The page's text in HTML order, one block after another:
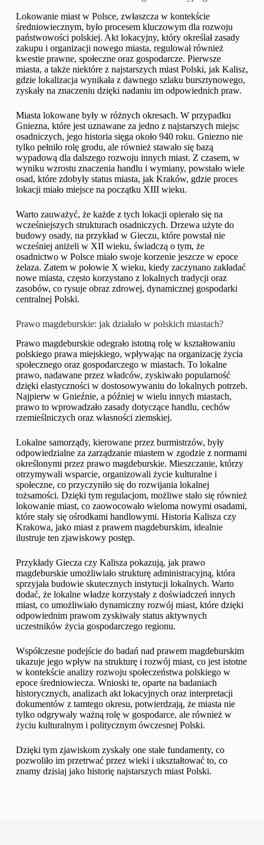
Lokowanie miast w Polsce, zwłaszcza w kontekście
średniowiecznym, było procesem kluczowym dla rozwoju
państwowości polskiej. Akt lokacyjny, który określał zasady
zakupu i organizacji nowego miasta, regulował również
kwestie prawne, społeczne oraz gospodarcze. Pierwsze
miasta, a także niektóre z najstarszych miast Polski, jak Kalisz,
gdzie lokalizacja wynikała z dawnego szlaku bursztynowego,
zyskały na znaczeniu dzięki nadaniu im odpowiednich praw.
Miasta lokowane były w różnych okresach. W przypadku
Gniezna, które jest uznawane za jedno z najstarszych miejsc
osadniczych, jego historia sięga około 940 roku. Gniezno nie
tylko pełniło rolę grodu, ale również stawało się bazą
wypadową dla dalszego rozwoju innych miast. Z czasem, w
wyniku wzrostu znaczenia handlu i wymiany, powstało wiele
osad, które zdobyły status miasta, jak Kraków, gdzie proces
lokacji miało miejsce na początku XIII wieku.
Warto zauważyć, że każde z tych lokacji opierało się na
wcześniejszych strukturach osadniczych. Drzewa użyte do
budowy osady, na przykład w Gieczu, które powstał nie
wcześniej aniżeli w XII wieku, świadczą o tym, że
osadnictwo w Polsce miało swoje korzenie jeszcze w epoce
żelaza. Zatem w połowie X wieku, kiedy zaczynano zakładać
nowe miasta, często korzystano z lokalnych tradycji oraz
zasobów, co rysuje obraz zdrowej, dynamicznej gospodarki
centralnej Polski.
Prawo magdeburskie: jak działało w polskich miastach?
Prawo magdeburskie odegrało istotną rolę w kształtowaniu
polskiego prawa miejskiego, wpływając na organizację życia
społecznego oraz gospodarczego w miastach. To lokalne
prawo, nadawane przez władców, zyskiwało popularność
dzięki elastyczności w dostosowywaniu do lokalnych potrzeb.
Najpierw w Gnieźnie, a później w wielu innych miastach,
prawo to wprowadzało zasady dotyczące handlu, cechów
rzemieślniczych oraz własności ziemskiej.
Lokalne samorządy, kierowane przez burmistrzów, były
odpowiedzialne za zarządzanie miastem w zgodzie z normami
określonymi przez prawo magdeburskie. Mieszczanie, którzy
otrzymywali wsparcie, organizowali życie kulturalne i
społeczne, co przyczyniło się do rozwijania lokalnej
tożsamości. Dzięki tym regulacjom, możliwe stało się również
lokowanie miast, co zaowocowało wieloma nowymi osadami,
które stały się ośrodkami handlowymi. Historia Kalisza czy
Krakowa, jako miast z prawem magdeburskim, idealnie
ilustruje ten zjawiskowy postęp.
Przykłady Giecza czy Kalisza pokazują, jak prawo
magdeburskie umożliwiało strukturę administracyjną, która
sprzyjała budowie skutecznych instytucji lokalnych. Warto
dodać, że lokalne władze korzystały z doświadczeń innych
miast, co umożliwiało dynamiczny rozwój miast, które dzięki
odpowiednim prawom zyskiwały status aktywnych
uczestników życia gospodarczego regionu.
Współczesne podejście do badań nad prawem magdeburskim
ukazuje jego wpływ na strukturę i rozwój miast, co jest istotne
w kontekście analizy rozwoju społeczeństwa polskiego w
epoce średniowiecza. Wnioski te, oparte na badaniach
historycznych, analizach akt lokacyjnych oraz interpretacji
dokumentów z tamtego okresu, potwierdzają, że miasta nie
tylko odgrywały ważną rolę w gospodarce, ale również w
życiu kulturalnym i politycznym ówczesnej Polski.
Dzięki tym zjawiskom zyskały one stałe fundamenty, co
pozwoliło im przetrwać przez wieki i ukształtować to, co
znamy dzisiaj jako historię najstarszych miast Polski.